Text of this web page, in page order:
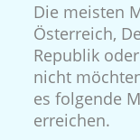
Die meisten
Österreich,
Republik
nicht
es folgende
erreichen.